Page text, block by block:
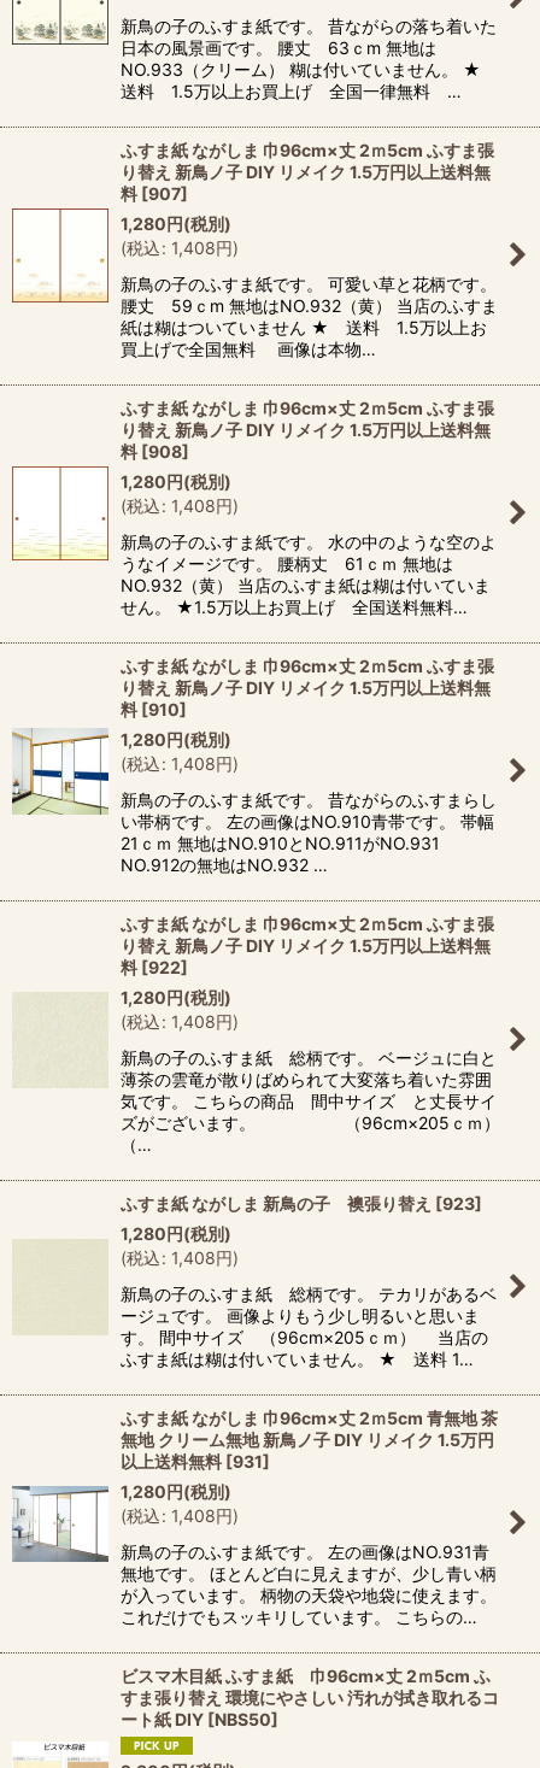
新鳥の子のふすま紙です。 昔ながらの落ち着いた
日本の風景画です。 腰丈 63ｃm 無地は
NO.933（クリーム） 糊は付いていません。 ★
送料 1.5万以上お買上げ 全国一律無料 …
ふすま紙 ながしま 巾96cm×丈 2ｍ5cm ふすま張
り替え 新鳥ノ子 DIY リメイク 1.5万円以上送料無
料 [907]
1,280円(税別)
(税込: 1,408円)
新鳥の子のふすま紙です。 可愛い草と花柄です。
腰丈 59ｃm 無地はNO.932（黄） 当店のふすま
紙は糊はついていません ★ 送料 1.5万以上お
買上げで全国無料 画像は本物…
ふすま紙 ながしま 巾96cm×丈 2ｍ5cm ふすま張
り替え 新鳥ノ子 DIY リメイク 1.5万円以上送料無
料 [908]
1,280円(税別)
(税込: 1,408円)
新鳥の子のふすま紙です。 水の中のような空のよ
うなイメージです。 腰柄丈 61ｃｍ 無地は
NO.932（黄） 当店のふすま紙は糊は付いていま
せん。 ★1.5万以上お買上げ 全国送料無料…
ふすま紙 ながしま 巾96cm×丈 2ｍ5cm ふすま張
り替え 新鳥ノ子 DIY リメイク 1.5万円以上送料無
料 [910]
1,280円(税別)
(税込: 1,408円)
新鳥の子のふすま紙です。 昔ながらのふすまらし
い帯柄です。 左の画像はNO.910青帯です。 帯幅
21ｃｍ 無地はNO.910とNO.911がNO.931
NO.912の無地はNO.932 …
ふすま紙 ながしま 巾96cm×丈 2ｍ5cm ふすま張
り替え 新鳥ノ子 DIY リメイク 1.5万円以上送料無
料 [922]
1,280円(税別)
(税込: 1,408円)
新鳥の子のふすま紙 総柄です。 ベージュに白と
薄茶の雲竜が散りばめられて大変落ち着いた雰囲
気です。 こちらの商品 間中サイズ と丈長サイ
ズがございます。 （96cm×205ｃｍ）
（…
ふすま紙 ながしま 新鳥の子 襖張り替え [923]
1,280円(税別)
(税込: 1,408円)
新鳥の子のふすま紙 総柄です。 テカリがあるベ
ージュです。 画像よりもう少し明るいと思いま
す。 間中サイズ （96cm×205ｃｍ） 当店の
ふすま紙は糊は付いていません。 ★ 送料 1…
ふすま紙 ながしま 巾96cm×丈 2ｍ5cm 青無地 茶
無地 クリーム無地 新鳥ノ子 DIY リメイク 1.5万円
以上送料無料 [931]
1,280円(税別)
(税込: 1,408円)
新鳥の子のふすま紙です。 左の画像はNO.931青
無地です。 ほとんど白に見えますが、少し青い柄
が入っています。 柄物の天袋や地袋に使えます。
これだけでもスッキリしています。 こちらの…
ビスマ木目紙 ふすま紙 巾96cm×丈 2ｍ5cm ふ
すま張り替え 環境にやさしい 汚れが拭き取れるコ
ート紙 DIY [NBS50]